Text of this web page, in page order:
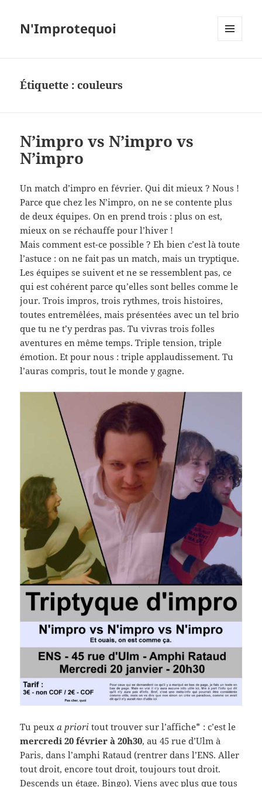
N'Improtequoi
Étiquette :couleurs
N’impro vs N’impro vs
N’impro
Un match d’impro en février. Qui dit mieux ? Nous !
Parce que chez les N’impro, on ne se contente plus
de deux équipes. On en prend trois : plus on est,
mieux on se réchauffe pour l’hiver !
Mais comment est-ce possible ? Eh bien c’est là toute
l’astuce : on ne fait pas un match, mais un tryptique.
Les équipes se suivent et ne se ressemblent pas, ce
qui est cohérent parce qu’elles sont belles comme le
jour. Trois impros, trois rythmes, trois histoires,
toutes entremêlées, mais présentées avec un tel brio
que tu ne t’y perdras pas. Tu vivras trois folles
aventures en même temps. Triple tension, triple
émotion. Et pour nous : triple applaudissement. Tu
l’auras compris, tout le monde y gagne.
Tu peuxa priori tout trouver sur l’affiche* : c’est le
mercredi 20 février à 20h30, au 45 rue d’Ulm à
Paris, dans l’amphi Rataud (rentrer dans l’ENS. Aller
tout droit, encore tout droit, toujours tout droit.
Descends un étage. Bingo). Viens avec plus que tous